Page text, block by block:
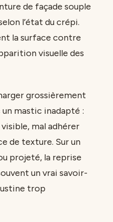
de façade souple
l’état du crépi.
la surface contre
visuelle des
grossièrement
mastic inadapté :
mal adhérer
de texture. Sur un
projeté, la reprise
un vrai savoir-
trop